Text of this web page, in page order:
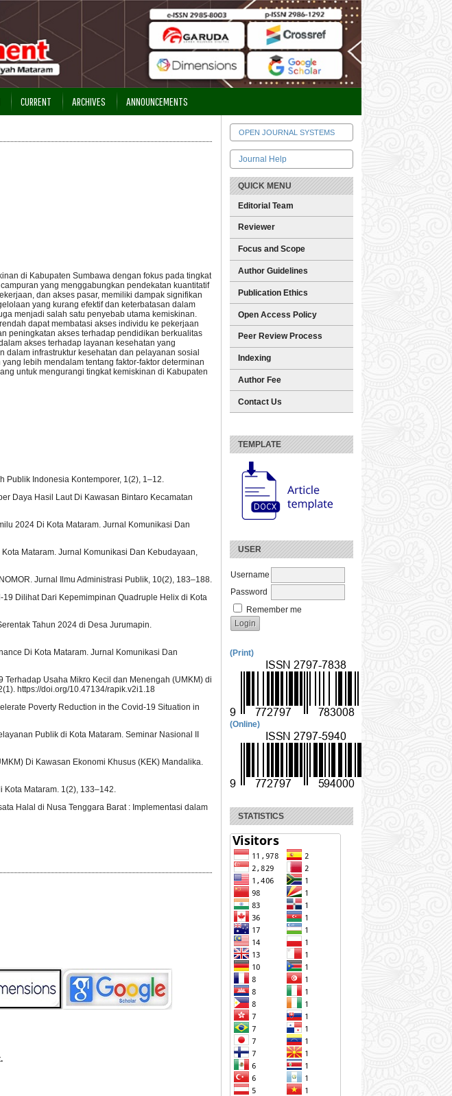
OPEN JOURNAL SYSTEMS
Journal Help
QUICK MENU
Editorial Team
Reviewer
Focus and Scope
Author Guidelines
Publication Ethics
Open Access Policy
Peer Review Process
Indexing
Author Fee
Contact Us
TEMPLATE
USER
Username
Password
Remember me
(Print)
(Online)
STATISTICS
CURRENT ARCHIVES ANNOUNCEMENTS
di Kabupaten Sumbawa dengan fokus pada tingkat
yang menggabungkan pendekatan kuantitatif
dan akses pasar, memiliki dampak signifikan
yang kurang efektif dan keterbatasan dalam
menjadi salah satu penyebab utama kemiskinan.
dapat membatasi akses individu ke pekerjaan
peningkatan akses terhadap pendidikan berkualitas
akses terhadap layanan kesehatan yang
dalam infrastruktur kesehatan dan pelayanan sosial
lebih mendalam tentang faktor-faktor determinan
untuk mengurangi tingkat kemiskinan di Kabupaten
Publik Indonesia Kontemporer, 1(2), 1–12.
Daya Hasil Laut Di Kawasan Bintaro Kecamatan
2024 Di Kota Mataram. Jurnal Komunikasi Dan
Mataram. Jurnal Komunikasi Dan Kebudayaan,
Jurnal Ilmu Administrasi Publik, 10(2), 183–188.
19 Dilihat Dari Kepemimpinan Quadruple Helix di Kota
Tahun 2024 di Desa Jurumapin.
Di Kota Mataram. Jurnal Komunikasi Dan
Terhadap Usaha Mikro Kecil dan Menengah (UMKM) di
https://doi.org/10.47134/rapik.v2i1.18
Poverty Reduction in the Covid-19 Situation in
Publik di Kota Mataram. Seminar Nasional II
Di Kawasan Ekonomi Khusus (KEK) Mandalika.
Kota Mataram. 1(2), 133–142.
Halal di Nusa Tenggara Barat : Implementasi dalam